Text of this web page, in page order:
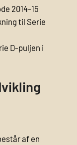
2014-15
til Serie
D-puljen i
af en